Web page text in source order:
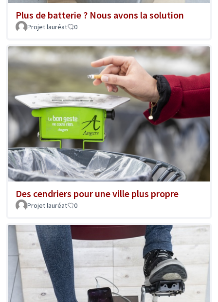
Plus de batterie ? Nous avons la solution
Projet lauréat 0
Des cendriers pour une ville plus propre
Projet lauréat 0